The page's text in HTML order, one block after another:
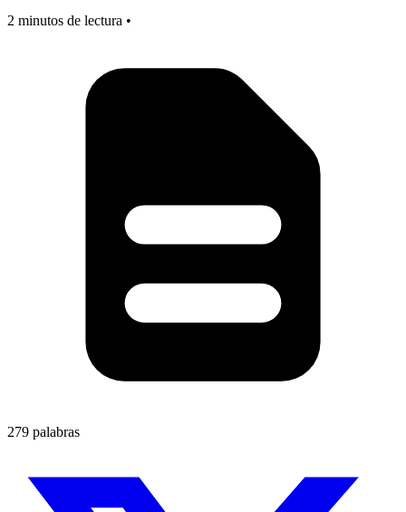
2 minutos de lectura •
279 palabras